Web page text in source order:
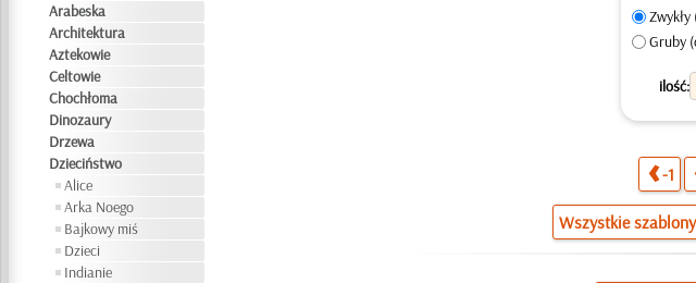
Arabeska
Architektura
Aztekowie
Celtowie
Chochłoma
Dinozaury
Drzewa
Dzieciństwo
Alice
Arka Noego
Bajkowy miś
Dzieci
Indianie
Gruby
ilość:
-1
Wszystkie